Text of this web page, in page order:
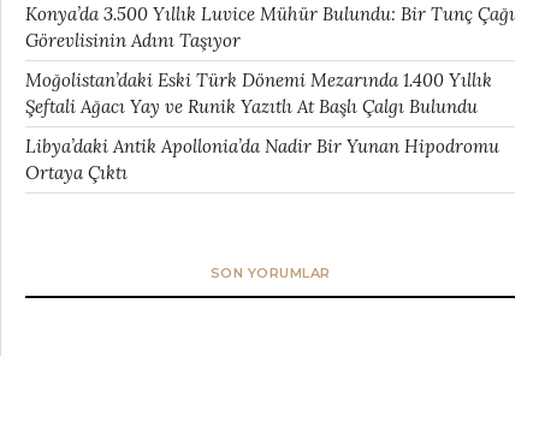
Konya’da 3.500 Yıllık Luvice Mühür Bulundu: Bir Tunç Çağı
Görevlisinin Adını Taşıyor
Moğolistan’daki Eski Türk Dönemi Mezarında 1.400 Yıllık
Şeftali Ağacı Yay ve Runik Yazıtlı At Başlı Çalgı Bulundu
Libya’daki Antik Apollonia’da Nadir Bir Yunan Hipodromu
Ortaya Çıktı
SON YORUMLAR